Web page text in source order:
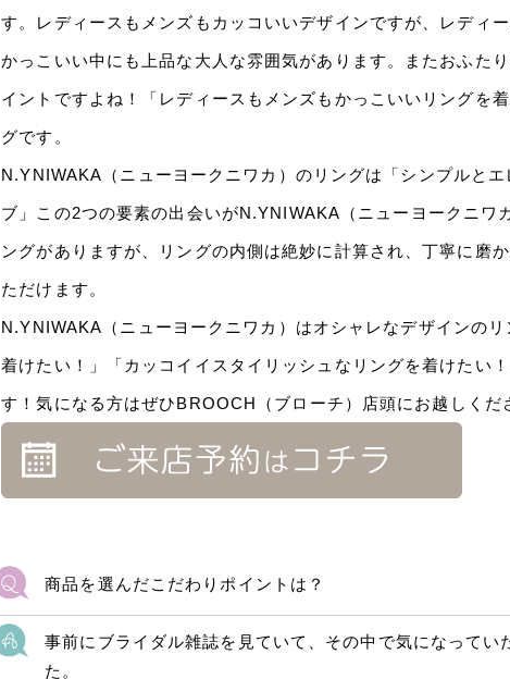
す。レディースもメンズもカッコいいデザインですが、レディ
かっこいい中にも上品な大人な雰囲気があります。またおふた
イントですよね！「レディースもメンズもかっこいいリングを
グです。
N.YNIWAKA（ニューヨークニワカ）のリングは「シンプルと
ブ」この2つの要素の出会いがN.YNIWAKA（ニューヨークニワ
ングがありますが、リングの内側は絶妙に計算され、丁寧に磨
ただけます。
N.YNIWAKA（ニューヨークニワカ）はオシャレなデザインの
着けたい！」「カッコイイスタイリッシュなリングを着けたい
す！気になる方はぜひBROOCH（ブローチ）店頭にお越しくだ
商品を選んだこだわりポイントは？
事前にブライダル雑誌を見ていて、その中で気になって
た。